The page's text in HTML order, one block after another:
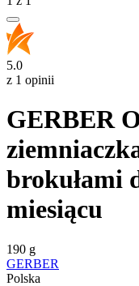
5.0
z 1 opinii
GERBER
brokułami
miesiącu
190 g
GERBER
Polska